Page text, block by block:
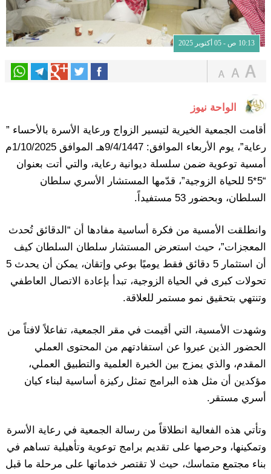
10:13 ص - 05 أكتوبر 2025
الواحة نيوز
أقامت الجمعية الخيرية لتيسير الزواج ورعاية الأسرة بالأحساء ”
رعاية”، يوم الأربعاء الموافق: 9/4/1447هـ الموافق 1/10/2025م
أمسية توعوية ضمن سلسلة ديوانية رعاية، والتي أتت بعنوان
“5*5 للحياة الزوجية”، قدّمها المستشار الأسري سلطان
السلطان، وبحضور 53 مستفيداً.
وانطلقت الأمسية من فكرة أساسية مفادها أن “الدقائق تُحدث
المعجزات”، حيث استعرض المستشار سلطان السلطان كيف
أن استثمار 5 دقائق فقط يوميًا بوعي وإتقان، يمكن أن يحدث 5
تحولات كبرى في الحياة الزوجية، تبدأ بإعادة الاتصال العاطفي
وتنتهي بتحقيق نمو مستمر للعلاقة.
وشهدت الأمسية، التي أقيمت في مقر الجمعية، تفاعلاً لافتاً من
الحضور الذين عبروا عن استفادتهم من المحتوى العملي
المقدم، والذي يمزج بين الخبرة العلمية والتطبيق العملي،
مؤكدين أن مثل هذه البرامج تمثل ركيزة أساسية لبناء كيان
أسري مستقر.
وتأتي هذه الفعالية انطلاقاً من رسالة الجمعية في رعاية الأسرة
وتمكينها، وحرصها على تقديم برامج توعوية وتأهيلية تساهم في
بناء مجتمع متماسك، حيث لا تقتصر خدماتها على مرحلة ما قبل